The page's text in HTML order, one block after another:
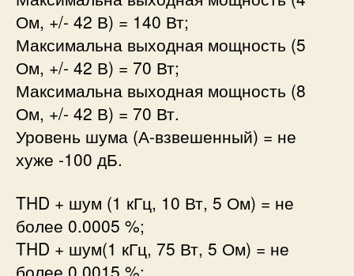
Ом, +/- 42 В) = 140 Вт;
Максимальна выходная мощность (5
Ом, +/- 42 В) = 70 Вт;
Максимальна выходная мощность (8
Ом, +/- 42 В) = 70 Вт.
Уровень шума (А-взвешенный) = не
хуже -100 дБ.
THD + шум (1 кГц, 10 Вт, 5 Ом) = не
более 0.0005 %;
THD + шум(1 кГц, 75 Вт, 5 Ом) = не